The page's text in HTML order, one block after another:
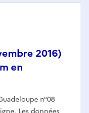
2016)
en
n°08